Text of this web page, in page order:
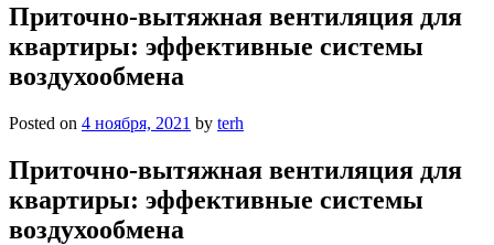
Приточно-вытяжная вентиляция для
квартиры: эффективные системы
воздухообмена
Posted on 4 ноября, 2021 by terh
Приточно-вытяжная вентиляция для
квартиры: эффективные системы
воздухообмена